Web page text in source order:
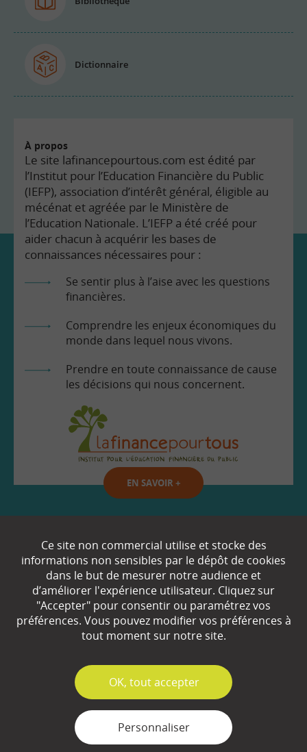
Dictionnaire
À propos
Le site lafinancepourtous.com est édité par
l’Institut pour l’Education Financière du Public
(IEFP), association d’intérêt général, éligible au
mécénat et agréée par le Ministère de
l’Education Nationale. L’IEFP a été créé pour
aider chacun à acquérir les bases de
connaissances nécessaires pour :
Se sentir plus à l’aise avec les questions
financières.
Comprendre les enjeux économiques du
monde dans lequel nous vivons.
Prendre en toute connaissance de cause
les décisions qui nous concernent.
EN SAVOIR +
Partenaires
Espace Presse
Plan du site
Mentions légales
Ce site non commercial utilise et stocke des
informations non sensibles par le dépôt de cookies
dans le but de mesurer notre audience et
d’améliorer l'expérience utilisateur. Cliquez sur
"Accepter" pour consentir ou paramétrez vos
préférences. Vous pouvez modifier vos préférences à
tout moment sur notre site.
✓
OK, tout accepter
Personnaliser